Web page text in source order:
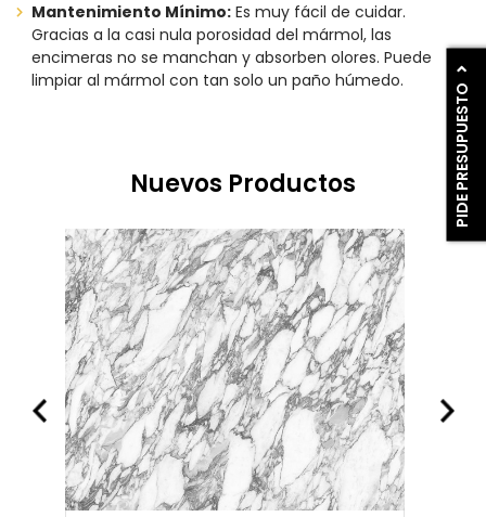
PIDE PRESUPUESTO
Mantenimiento Mínimo: Es muy fácil de cuidar.
Gracias a la casi nula porosidad del mármol, las
encimeras no se manchan y absorben olores. Puede
limpiar al mármol con tan solo un paño húmedo.
Nuevos Productos